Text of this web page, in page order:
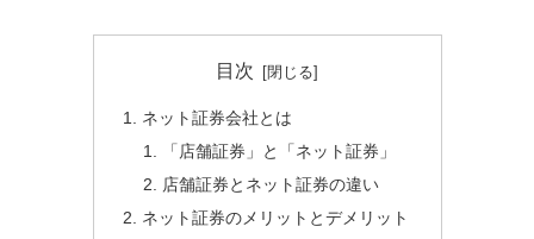
目次
ネット証券会社とは
「店舗証券」と「ネット証券」
店舗証券とネット証券の違い
ネット証券のメリットとデメリット